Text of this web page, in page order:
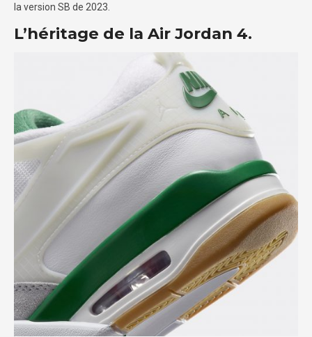
la version SB de 2023.
L’héritage de la Air Jordan 4.